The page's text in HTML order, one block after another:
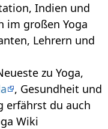
Indien und
im großen Yoga
Lehrern und
zu Yoga,
, Gesundheit und
erfährst du auch
Wiki